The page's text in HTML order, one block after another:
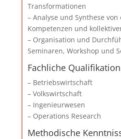
Transformationen
– Analyse und Synthese
Kompetenzen und
– Organisation und
Seminaren, Workshop und
Fachliche
– Betriebswirtschaft
– Volkswirtschaft
– Ingenieurwesen
– Operations Research
Methodische